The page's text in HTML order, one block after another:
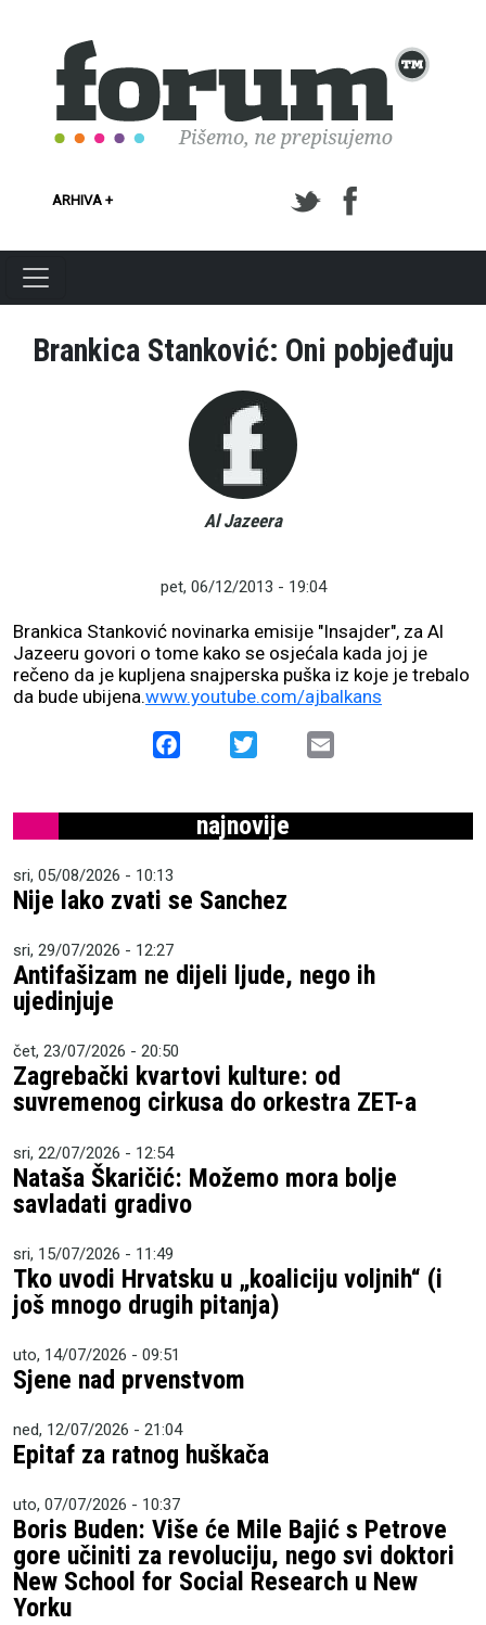
ARHIVA +
Brankica Stanković: Oni pobjeđuju
Al Jazeera
pet, 06/12/2013 - 19:04
Brankica Stanković novinarka emisije "Insajder", za Al
Jazeeru govori o tome kako se osjećala kada joj je
rečeno da je kupljena snajperska puška iz koje je trebalo
da bude ubijena.www.youtube.com/ajbalkans
Facebook
najnovije
sri, 05/08/2026 - 10:13
Nije lako zvati se Sanchez
sri, 29/07/2026 - 12:27
Antifašizam ne dijeli ljude, nego ih
ujedinjuje
čet, 23/07/2026 - 20:50
Zagrebački kvartovi kulture: od
suvremenog cirkusa do orkestra ZET-a
sri, 22/07/2026 - 12:54
Nataša Škaričić: Možemo mora bolje
savladati gradivo
sri, 15/07/2026 - 11:49
Tko uvodi Hrvatsku u „koaliciju voljnih“ (i
još mnogo drugih pitanja)
uto, 14/07/2026 - 09:51
Sjene nad prvenstvom
ned, 12/07/2026 - 21:04
Epitaf za ratnog huškača
uto, 07/07/2026 - 10:37
Boris Buden: Više će Mile Bajić s Petrove
gore učiniti za revoluciju, nego svi doktori
New School for Social Research u New
Yorku